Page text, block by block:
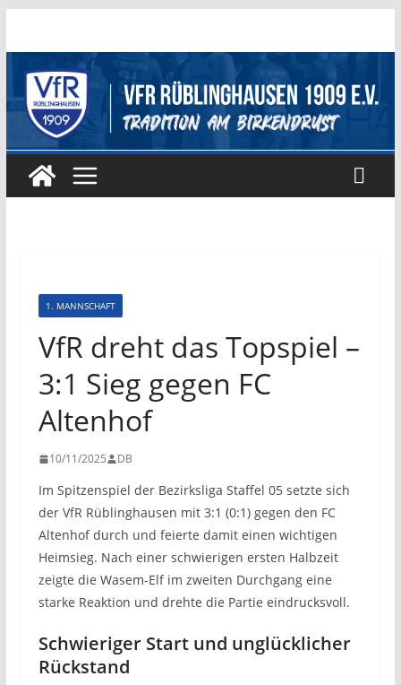
springen
1. MANNSCHAFT
VfR dreht das Topspiel –
3:1 Sieg gegen FC
Altenhof
10/11/2025 DB
Im Spitzenspiel der Bezirksliga Staffel 05 setzte sich
der VfR Rüblinghausen mit 3:1 (0:1) gegen den FC
Altenhof durch und feierte damit einen wichtigen
Heimsieg. Nach einer schwierigen ersten Halbzeit
zeigte die Wasem-Elf im zweiten Durchgang eine
starke Reaktion und drehte die Partie eindrucksvoll.
Schwieriger Start und unglücklicher
Rückstand